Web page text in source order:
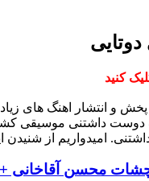
کنید
پخش و انتشار اهنگ های
دوست داشتنی موسیقی
امیدواریم از شنیدن
محسن آقاخانی +